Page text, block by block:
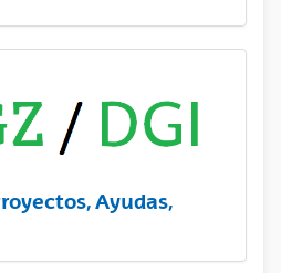
Ayudas,